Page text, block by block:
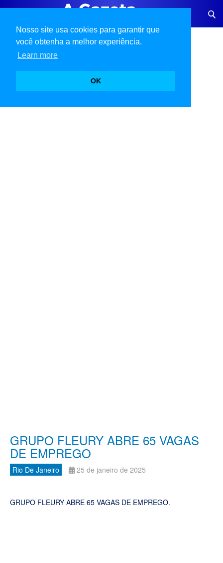
Nosso site usa cookies para garantir que
você obtenha a melhor experiência.
Learn more
OK
GRUPO FLEURY ABRE 65 VAGAS
DE EMPREGO
Rio De Janeiro 25 de janeiro de 2025
GRUPO FLEURY ABRE 65 VAGAS DE EMPREGO.